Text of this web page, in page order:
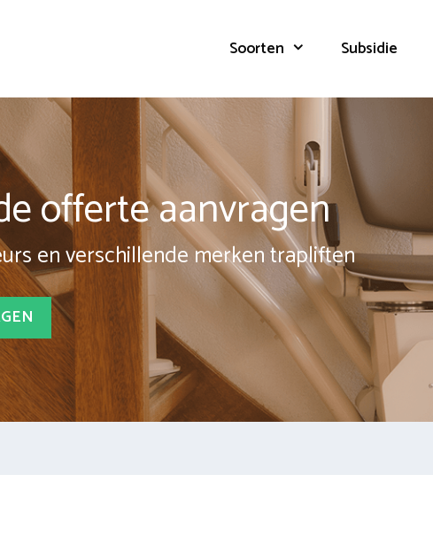
Soorten Subsidie
offerte aanvragen
en verschillende merken trapliften